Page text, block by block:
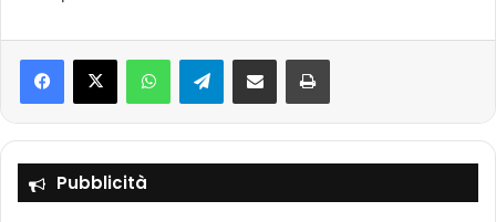
Telegram
Pubblicità